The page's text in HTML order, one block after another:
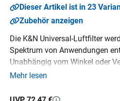
Dieser Artikel ist in 23
Zubehör anzeigen
Die K&N Universal-Luftfilter
Spektrum von Anwendungen
Unabhängig vom Winkel oder
Luftansaugsystems gibt es
biegsamen, geformten
Mehr lesen